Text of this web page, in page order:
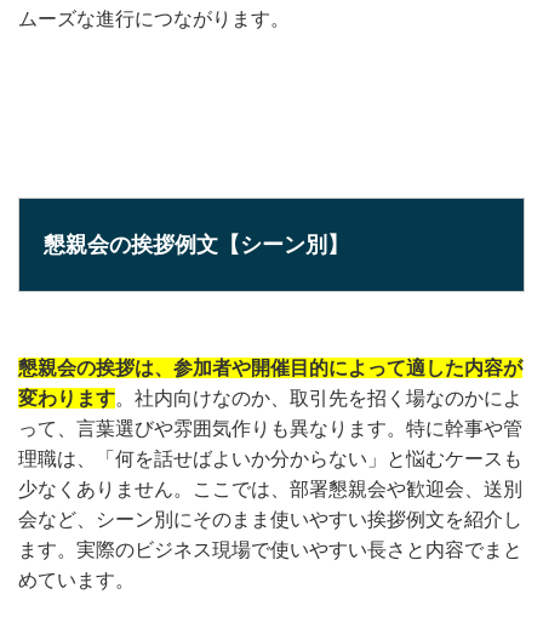
ムーズな進行につながります。
懇親会の挨拶例文【シーン別】
懇親会の挨拶は、参加者や開催目的によって適した内容が
変わります。社内向けなのか、取引先を招く場なのかによ
って、言葉選びや雰囲気作りも異なります。特に幹事や管
理職は、「何を話せばよいか分からない」と悩むケースも
少なくありません。ここでは、部署懇親会や歓迎会、送別
会など、シーン別にそのまま使いやすい挨拶例文を紹介し
ます。実際のビジネス現場で使いやすい長さと内容でまと
めています。